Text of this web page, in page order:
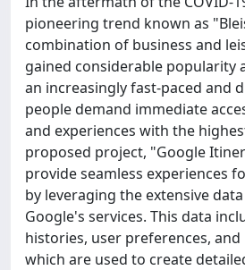
pioneering trend known as
combination of business and
gained considerable popularity
an increasingly fast-paced and
people demand immediate
and experiences with the
proposed project, "Google
provide seamless experiences
by leveraging the extensive
Google's services. This data
histories, user preferences,
which are used to create